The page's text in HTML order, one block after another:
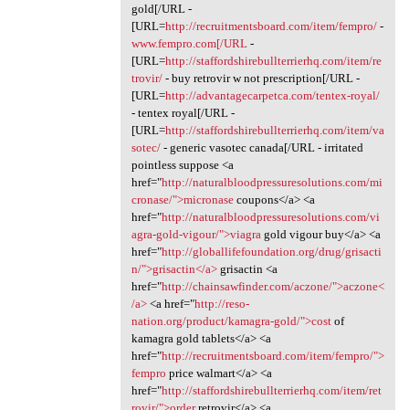
gold[/URL -
[URL=http://recruitmentsboard.com/item/fempro/-
www.fempro.com[/URL-
[URL=http://staffordshirebullterrierhq.com/item/re
trovir/- buy retrovir w not prescription[/URL -
[URL=http://advantagecarpetca.com/tentex-royal/
- tentex royal[/URL -
[URL=http://staffordshirebullterrierhq.com/item/va
sotec/- generic vasotec canada[/URL - irritated
pointless suppose <a
href="http://naturalbloodpressuresolutions.com/mi
cronase/">micronasecoupons</a> <a
href="http://naturalbloodpressuresolutions.com/vi
agra-gold-vigour/">viagragold vigour buy</a> <a
href="http://globallifefoundation.org/drug/grisacti
n/">grisactin</a>grisactin <a
href="http://chainsawfinder.com/aczone/">aczone<
/a><a href="http://reso-
nation.org/product/kamagra-gold/">costof
kamagra gold tablets</a> <a
href="http://recruitmentsboard.com/item/fempro/">
fempro price walmart</a> <a
href="http://staffordshirebullterrierhq.com/item/ret